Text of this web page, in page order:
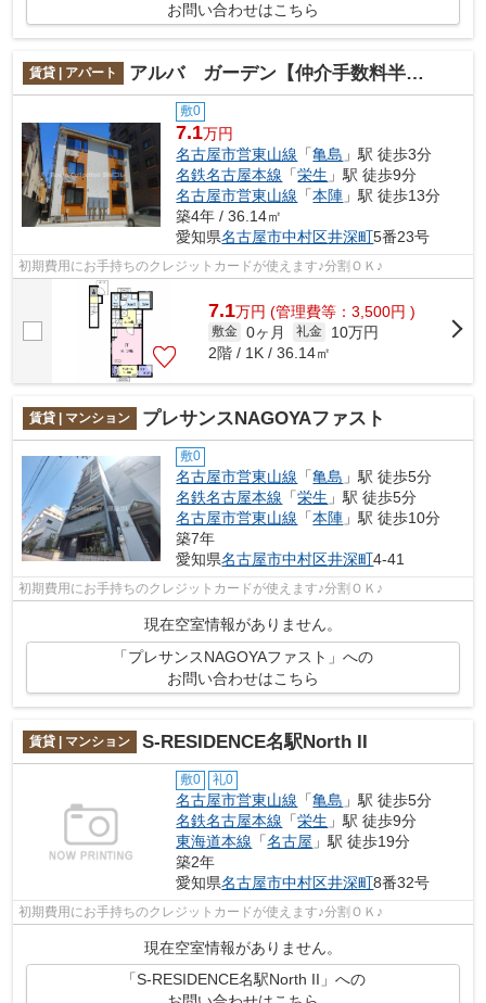
お問い合わせはこちら
賃貸 | アパート アルバ ガーデン【仲介手数料半額】
敷0
7.1万円
名古屋市営東山線 「亀島 」駅 徒歩3分
名鉄名古屋本線 「栄生 」駅 徒歩9分
名古屋市営東山線 「本陣 」駅 徒歩13分
築4年 / 36.14㎡
愛知県名古屋市中村区井深町5番23号
初期費用にお手持ちのクレジットカードが使えます♪分割ＯＫ♪
7.1万円 (管理費等：3,500円 )
敷金 0ヶ月 礼金
10万円
2階 / 1K / 36.14㎡
賃貸 | マンション プレサンスNAGOYAファスト
敷0
名古屋市営東山線 「亀島 」駅 徒歩5分
名鉄名古屋本線 「栄生 」駅 徒歩5分
名古屋市営東山線 「本陣 」駅 徒歩10分
築7年
愛知県名古屋市中村区井深町4-41
初期費用にお手持ちのクレジットカードが使えます♪分割ＯＫ♪
現在空室情報がありません。
「プレサンスNAGOYAファスト」への
お問い合わせはこちら
賃貸 | マンション S-RESIDENCE名駅North II
敷0 礼0
名古屋市営東山線 「亀島 」駅 徒歩5分
名鉄名古屋本線 「栄生 」駅 徒歩9分
東海道本線 「名古屋 」駅 徒歩19分
築2年
愛知県名古屋市中村区井深町8番32号
初期費用にお手持ちのクレジットカードが使えます♪分割ＯＫ♪
現在空室情報がありません。
「S-RESIDENCE名駅North II」への